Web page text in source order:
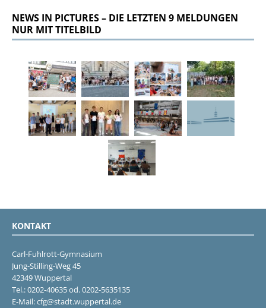
NEWS IN PICTURES – DIE LETZTEN 9 MELDUNGEN
NUR MIT TITELBILD
KONTAKT
Carl-Fuhlrott-Gymnasium
Jung-Stilling-Weg 45
42349 Wuppertal
Tel.: 0202-40635 od. 0202-5635135
E-Mail: cfg@stadt.wuppertal.de